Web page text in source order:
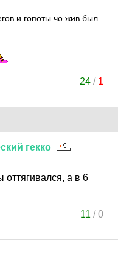
и гопоты чо жив был
24 / 1
гекко
оттягивался, а в 6
11 /0